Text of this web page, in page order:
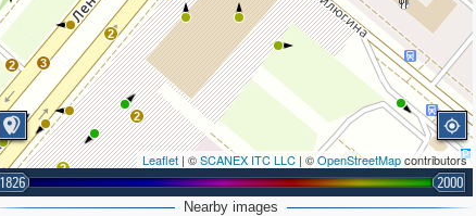
2 3
2
2
2
Leaflet | ©SCANEX ITC LLC | ©OpenStreetMapcontributors
1826 2000
Nearby images